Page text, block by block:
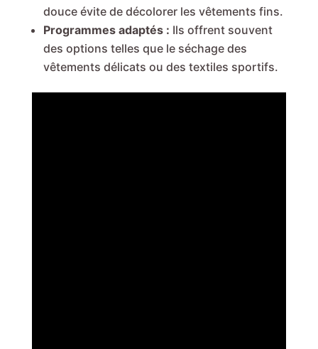
douce évite de décolorer les vêtements fins.
Programmes adaptés : Ils offrent souvent
des options telles que le séchage des
vêtements délicats ou des textiles sportifs.